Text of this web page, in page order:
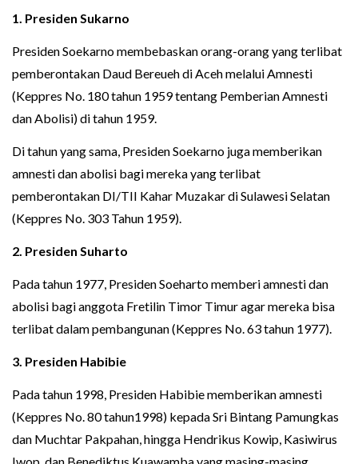
1. Presiden Sukarno
Presiden Soekarno membebaskan orang-orang yang terlibat
pemberontakan Daud Bereueh di Aceh melalui Amnesti
(Keppres No. 180 tahun 1959 tentang Pemberian Amnesti
dan Abolisi) di tahun 1959.
Di tahun yang sama, Presiden Soekarno juga memberikan
amnesti dan abolisi bagi mereka yang terlibat
pemberontakan DI/TII Kahar Muzakar di Sulawesi Selatan
(Keppres No. 303 Tahun 1959).
2. Presiden Suharto
Pada tahun 1977, Presiden Soeharto memberi amnesti dan
abolisi bagi anggota Fretilin Timor Timur agar mereka bisa
terlibat dalam pembangunan (Keppres No. 63 tahun 1977).
3. Presiden Habibie
Pada tahun 1998, Presiden Habibie memberikan amnesti
(Keppres No. 80 tahun1998) kepada Sri Bintang Pamungkas
dan Muchtar Pakpahan, hingga Hendrikus Kowip, Kasiwirus